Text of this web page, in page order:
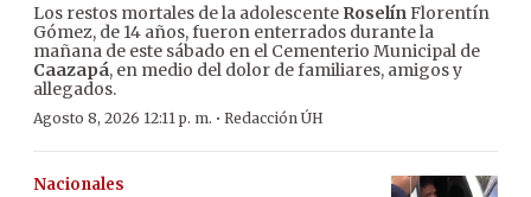
Los restos mortales de la adolescente RoselínFlorentín
Gómez, de 14 años, fueron enterrados durante la
mañana de este sábado en el Cementerio Municipal de
Caazapá, en medio del dolor de familiares, amigos y
allegados.
Agosto 8, 2026 12:11 p. m. · Redacción ÚH
Nacionales